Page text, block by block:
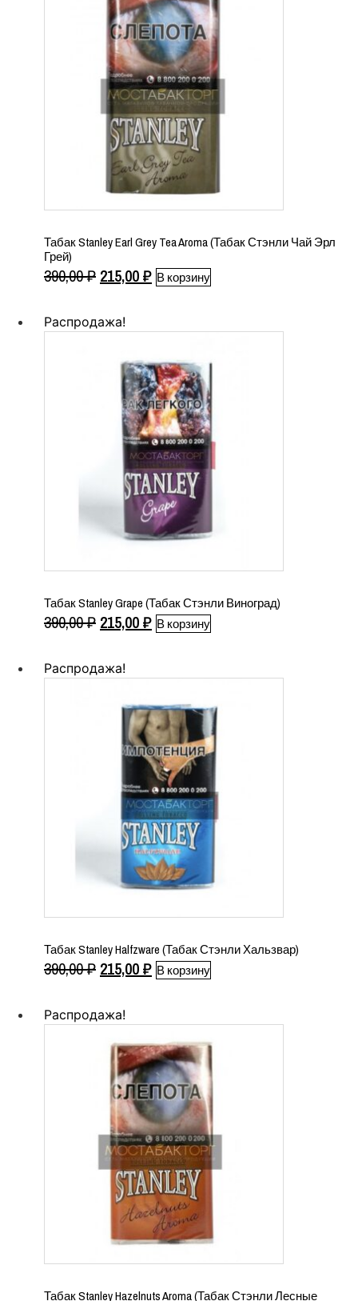
Табак Stanley Earl Grey Tea Aroma (Табак Стэнли Чай Эрл
Грей)
390,00₽ Первоначальная
составляла
215,00₽Текущая
В корзину
Распродажа!
Табак Stanley Grape (Табак Стэнли Виноград)
390,00₽ Первоначальная
составляла
215,00₽Текущая
В корзину
Распродажа!
Табак Stanley Halfzware (Табак Стэнли Хальзвар)
390,00₽ Первоначальная
составляла
390,00 ₽.
215,00₽Текущая
В корзину
Распродажа!
Табак Stanley Hazelnuts Aroma (Табак Стэнли Лесные